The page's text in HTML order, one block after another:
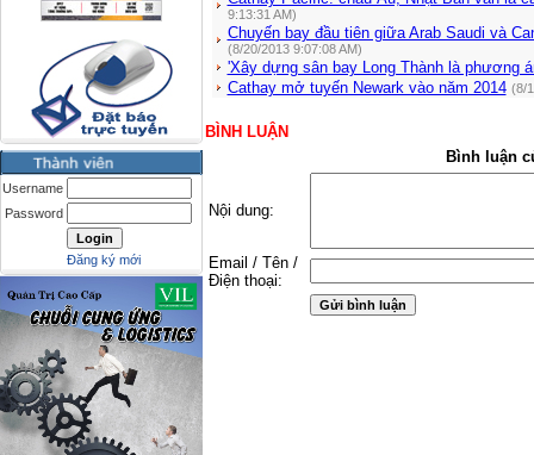
Username
Password
Đăng ký mới
9:13:31 AM)
Chuyến bay đầu tiên giữa Arab Saudi và
(8/20/2013 9:07:08 AM)
'Xây dựng sân bay Long Thành là phương
Cathay mở tuyến Newark vào năm 2014 (8/
BÌNH LUẬN
Bình luận
Nội dung:
Email / Tên /
Điện thoại: